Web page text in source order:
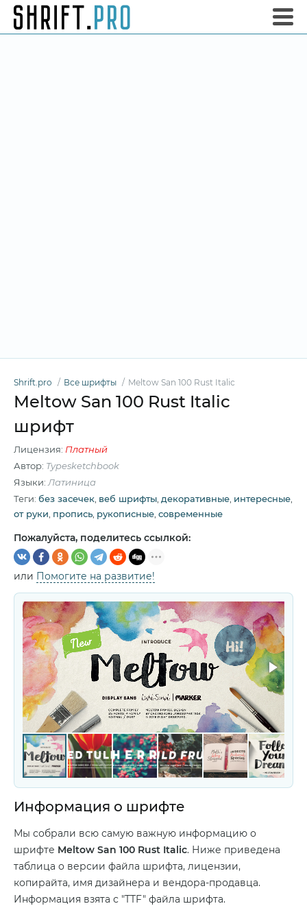
Shrift.pro Все шрифты Meltow San 100 Rust Italic
Meltow San 100 Rust Italic
шрифт
Лицензия: Платный
Автор: Typesketchbook
Языки: Латиница
Теги: без засечек веб шрифты декоративные интересные
от руки пропись рукописные современные
Пожалуйста, поделитесь ссылкой:
или Помогите на развитие!
Информация о шрифте
Мы собрали всю самую важную информацию о
шрифте Meltow San 100 Rust Italic. Ниже приведена
таблица о версии файла шрифта, лицензии,
копирайта, имя дизайнера и вендора-продавца.
Информация взята с "TTF" файла шрифта.